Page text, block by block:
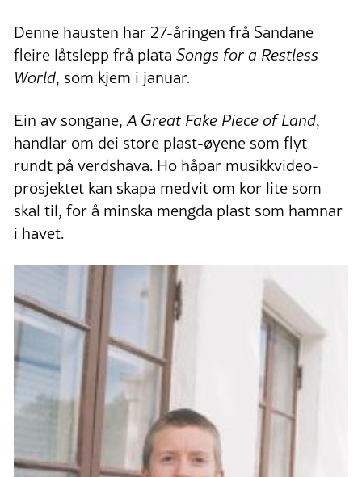
Denne hausten har 27-åringen frå Sandane
fleire låtslepp frå plata Songs for a Restless
World, som kjem i januar.
Ein av songane,A Great Fake Piece of Land,
handlar om dei store plast-øyene som flyt
rundt på verdshava. Ho håpar musikkvideo-
prosjektet kan skapa medvit om kor lite som
skal til, for å minska mengda plast som hamnar
i havet.